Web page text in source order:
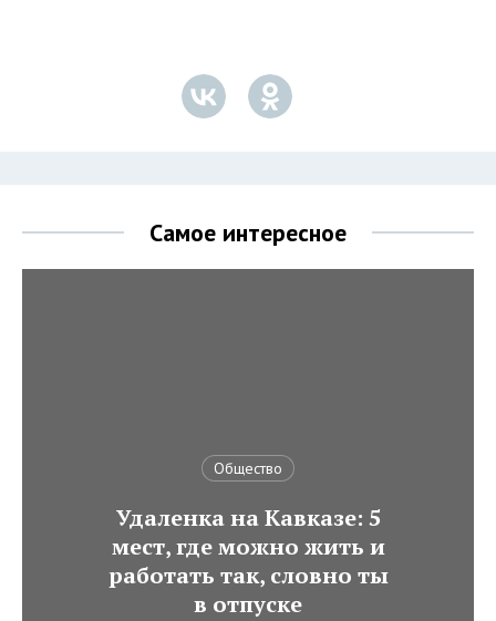
Самое интересное
Общество
Удаленка на Кавказе: 5
мест, где можно жить и
работать так, словно ты
в отпуске